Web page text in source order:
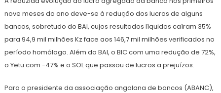
nove meses do ano deve-se à redução dos lucros de alguns
bancos, sobretudo do BAI, cujos resultados líquidos caíram 35%
para 94,9 mil milhões Kz face aos 146,7 mil milhões verificados no
período homólogo. Além do BAI, o BIC com uma redução de 72%,
o Yetu com -47% e o SOL que passou de lucros a prejuízos.
Para o presidente da associação angolana de bancos (ABANC),